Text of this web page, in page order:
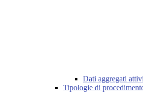
Dati aggregati
Tipologie di